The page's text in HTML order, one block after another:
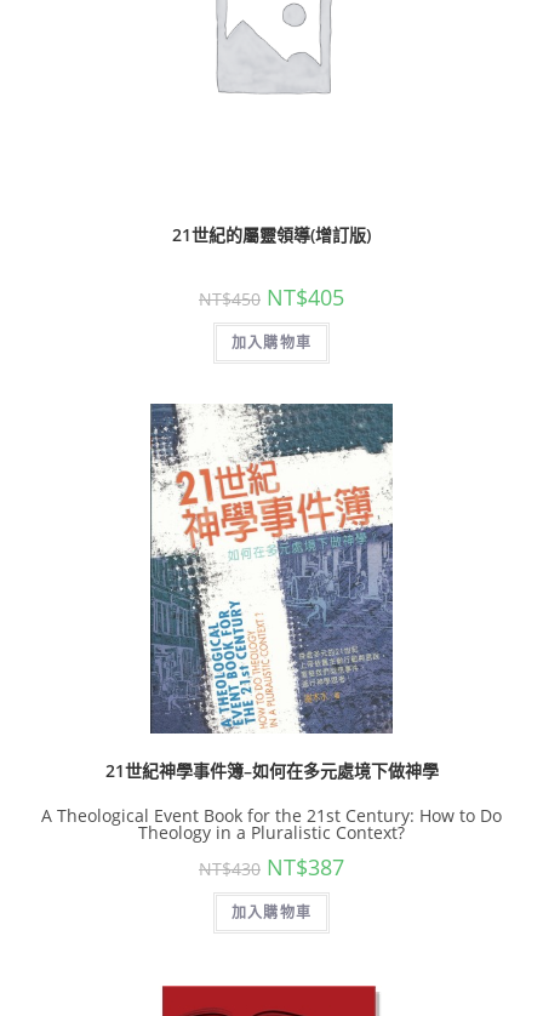
21世紀的屬靈領導(增訂版)
NT$450 NT$405
加入購物車
21世紀神學事件簿–如何在多元處境下做神學
A Theological Event Book for the 21st Century: How to Do
Theology in a Pluralistic Context?
NT$430 NT$387
加入購物車